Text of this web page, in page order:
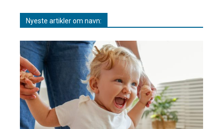
Nyeste artikler om navn: